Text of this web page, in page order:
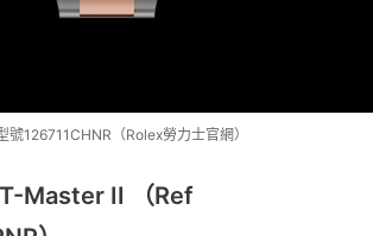
126711CHNR（Rolex勞力士官網）
Master II （Ref